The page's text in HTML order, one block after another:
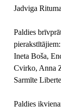
Jadviga
Paldies
pierakstītājiem:
Ineta Boša,
Cvirko, Anna
Sarmīte
Paldies